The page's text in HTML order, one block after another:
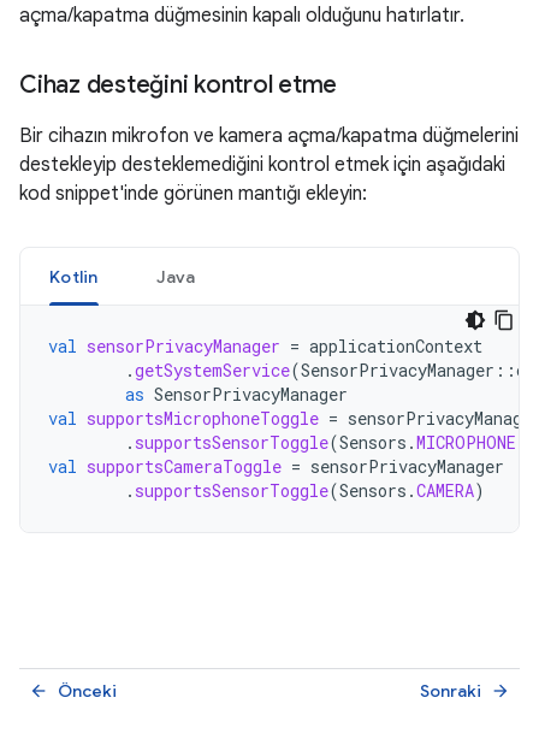
açma/kapatma düğmesinin kapalı olduğunu hatırlatır.
Cihaz desteğini kontrol etme
Bir cihazın mikrofon ve kamera açma/kapatma düğmelerini
destekleyip desteklemediğini kontrol etmek için aşağıdaki
kod snippet'inde görünen mantığı ekleyin:
Kotlin Java
val sensorPrivacyManager = applicationContext
.getSystemService(SensorPrivacyManager ::
as SensorPrivacyManager
val supportsMicrophoneToggle =
. supportsSensorToggle(Sensors .MICROPHONE
val supportsCameraToggle = sensorPrivacyManager
. supportsSensorToggle(Sensors .CAMERA)
Önceki
arrow_back Sonraki arrow_forward